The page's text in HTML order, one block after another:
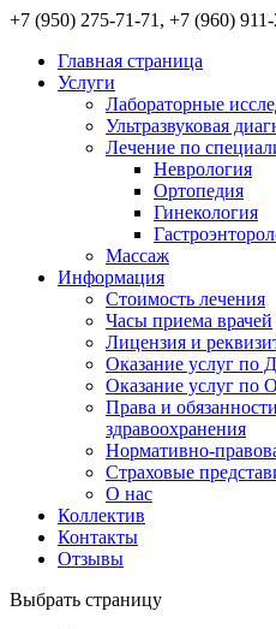
+7 (950) 275-71-71, +7 (960)
Главная страница
Услуги
Лабораторные
Ультразвуковая
Лечение по
Неврология
Ортопедия
Гинекология
Массаж
Информация
Стоимость лечения
Часы приема врачей
Лицензия и
Оказание услуг по
Оказание услуг по
Права и
здравоохранения
Нормативно-
Страховые
О нас
Коллектив
Контакты
Отзывы
Выбрать страницу